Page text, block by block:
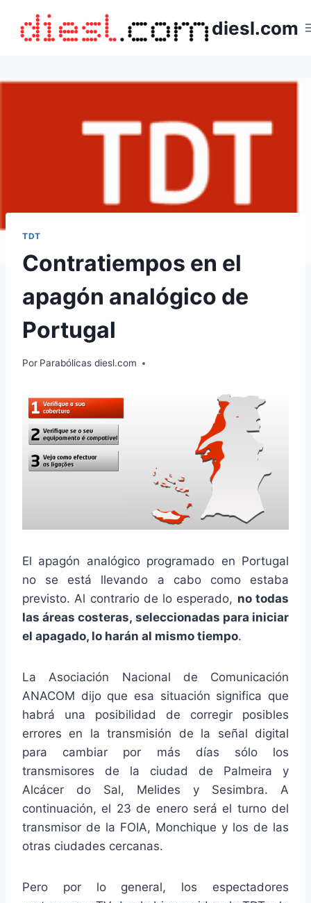
contenido
diesl.com
TDT
Contratiempos en el
apagón analógico de
Portugal
Por Parabólicas diesl.com
El apagón analógico programado en Portugal
no se está llevando a cabo como estaba
previsto. Al contrario de lo esperado, no todas
las áreas costeras, seleccionadas para iniciar
el apagado, lo harán al mismo tiempo.
La Asociación Nacional de Comunicación
ANACOM dijo que esa situación significa que
habrá una posibilidad de corregir posibles
errores en la transmisión de la señal digital
para cambiar por más días sólo los
transmisores de la ciudad de Palmeira y
Alcácer do Sal, Melides y Sesimbra. A
continuación, el 23 de enero será el turno del
transmisor de la FOIA, Monchique y los de las
otras ciudades cercanas.
Pero por lo general, los espectadores